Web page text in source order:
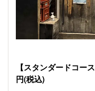
【スタンダードコー
円(税込)